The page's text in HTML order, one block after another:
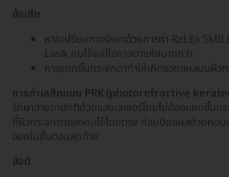
ข้อเสีย
หากเปรียบการรักษาด้วยการทำ ReLEx
Lasik คนไข้จะมีโอกาสตาแห้งมากกว่า
การแยกชั้นกระจกตาทำให้เกิดรอยแผลบนผิวก
การทำเลสิกแบบ PRK (photorefractive
รักษาสายตาปกติด้วยแสงเลเซอร์โดยไม่ต้องแยกชั้นกร
ที่ผิวกระจกตาของคนไข้โดยตรง ก่อนปิดแผลด้วยคอ
ออกในขั้นตอนสุดท้าย
ข้อดี